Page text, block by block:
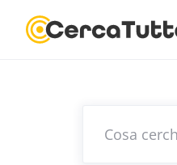
content